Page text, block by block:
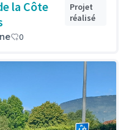
la Côte
Projet
réalisé
0